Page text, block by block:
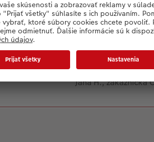
s CEWE spokojná. V
designu a tá
je úžasná! Už mám v
skvelých
Jana H., zákazníčka